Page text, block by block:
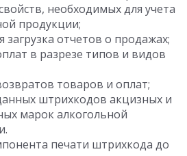
необходимых для учета
продукции;
загрузка отчетов о продажах;
в разрезе типов и видов
товаров и оплат;
штрихкодов акцизных и
марок алкогольной
печати штрихкода до